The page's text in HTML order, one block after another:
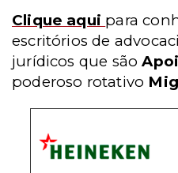
Clique aqui para
escritórios de
jurídicos que são
poderoso rotativo